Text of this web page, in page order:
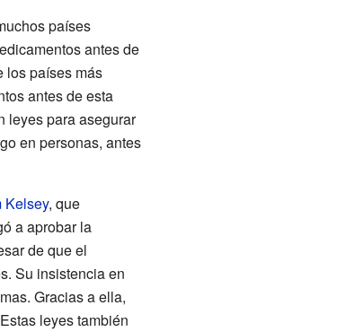
países
antes de
los países más
antes de esta
leyes para asegurar
en personas, antes
Kelsey, que
a aprobar la
de que el
Su insistencia en
Gracias a ella,
leyes también